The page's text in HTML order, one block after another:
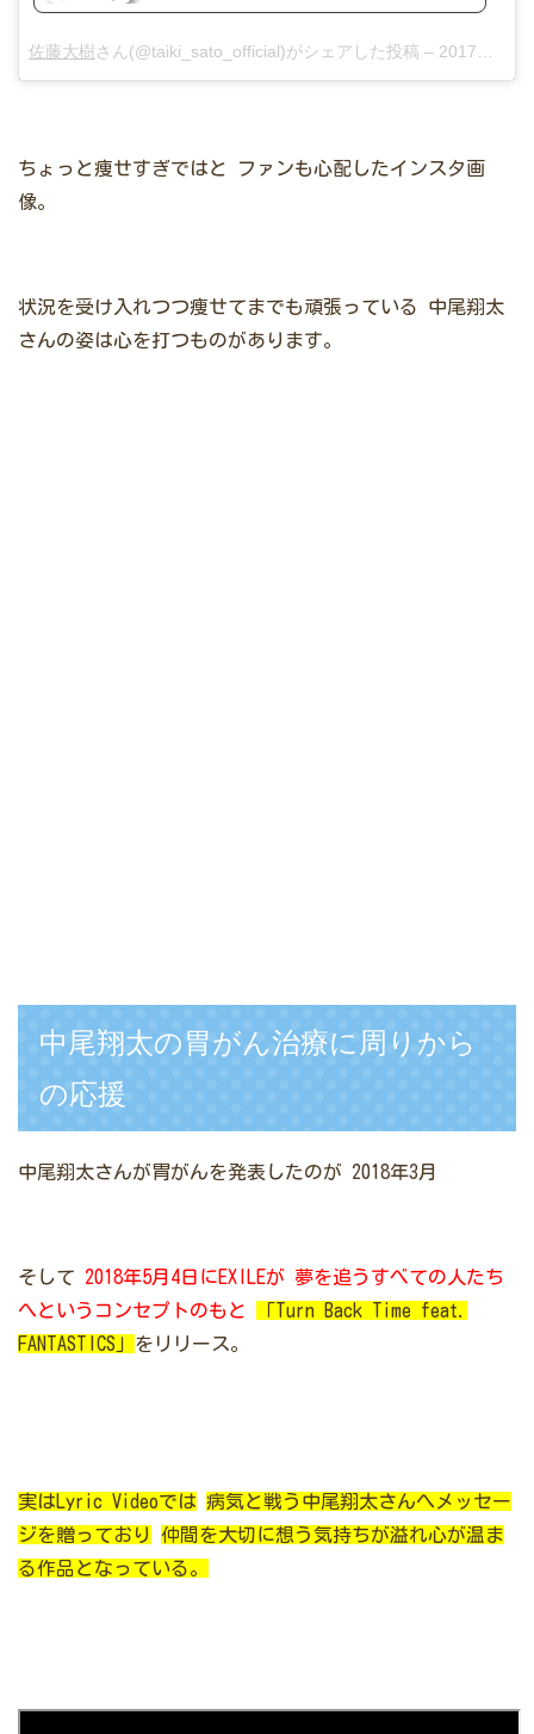
佐藤大樹 さん(@taiki_sato_official)がシェアした投稿 – 2017年10月月14日午前6時53分PDT
ちょっと痩せすぎではと
ファンも心配したインスタ画
像。
状況を受け入れつつ痩せてまでも頑張っている
中尾翔太
さんの姿は心を打つものがあります。
中尾翔太の胃がん治療に周りから
の応援
中尾翔太さんが胃がんを発表したのが 2018年3月
そして 2018年5月4日にEXILEが
夢を追うすべての人たち
へというコンセプトのもと
「Turn Back Time feat.
FANTASTICS」 をリリース。
実はLyric Videoでは 病気と戦う中尾翔太さんへメッセー
ジを贈っており
仲間を大切に想う気持ちが溢れ心が温ま
る作品となっている。